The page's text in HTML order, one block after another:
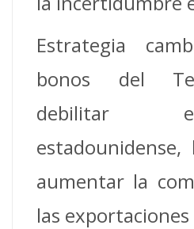
Estrategia
bonos del
debilitar
aumentar la
las exportaciones